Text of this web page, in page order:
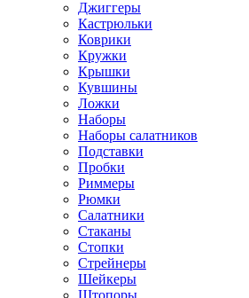
Джиггеры
Кастрюльки
Коврики
Кружки
Крышки
Кувшины
Ложки
Наборы
Наборы салатников
Подставки
Пробки
Риммеры
Рюмки
Салатники
Стаканы
Стопки
Стрейнеры
Шейкеры